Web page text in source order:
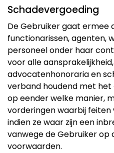
Schadevergoeding
De Gebruiker gaat ermee
functionarissen, agenten,
personeel onder haar
voor alle
advocatenhonoraria en
verband houdend met
op eender welke manier,
vorderingen waarbij
indien ze waar zijn een
vanwege de Gebruiker op
voorwaarden.